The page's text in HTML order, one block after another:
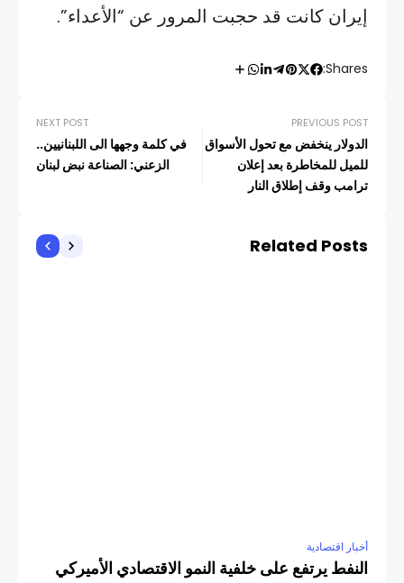
إيران كانت قد حجبت المرور عن “الأعداء”.
Shares:
PREVIOUS POST
الدولار ينخفض مع تحول الأسواق
للميل للمخاطرة بعد إعلان
ترامب وقف إطلاق النار
NEXT POST
في كلمة وجهها الى اللبنانيين..
الزعني: الصناعة نبض لبنان
Related Posts
أخبار اقتصادية
النفط يرتفع على خلفية النمو الاقتصادي الأميركي